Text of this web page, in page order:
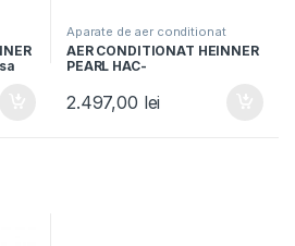
cu
Aparate de aer conditionat
AER CONDITIONAT HEINNER
PEARL HAC-
A+++/A+++, AI Smart,
Functie Follow/Avoid you, Alb
2.497,00 lei